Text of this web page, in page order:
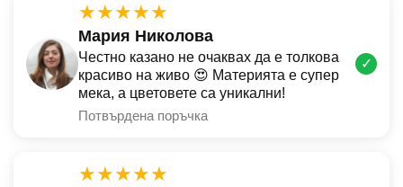
★★★★★
Мария Николова
Честно казано не очаквах да е толкова
красиво на живо 😍 Материята е супер
мека, а цветовете са уникални!
Потвърдена поръчка
✓
★★★★★